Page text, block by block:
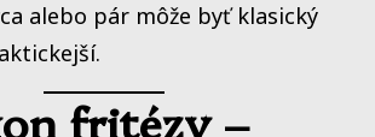
alebo pár môže byť klasický
fritézy –